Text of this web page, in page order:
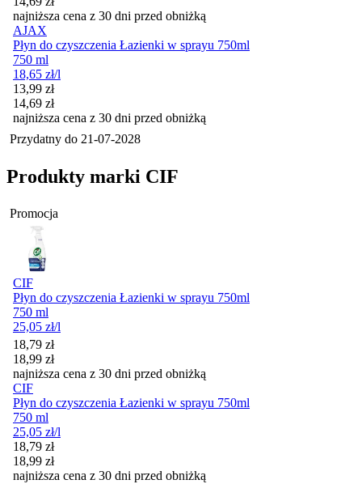
najniższa cena z 30 dni przed obniżką
AJAX
Płyn do czyszczenia Łazienki w sprayu 750ml
750 ml
18,65 zł/l
Cena promocyjna
13,99 zł
14,69 zł
najniższa cena z 30 dni przed obniżką
Przydatny do 21-07-2028
Produkty marki CIF
Promocja
CIF
Płyn do czyszczenia Łazienki w sprayu 750ml
750 ml
25,05 zł/l
Cena promocyjna
18,79 zł
18,99 zł
najniższa cena z 30 dni przed obniżką
CIF
Płyn do czyszczenia Łazienki w sprayu 750ml
750 ml
25,05 zł/l
Cena promocyjna
18,79 zł
18,99 zł
najniższa cena z 30 dni przed obniżką